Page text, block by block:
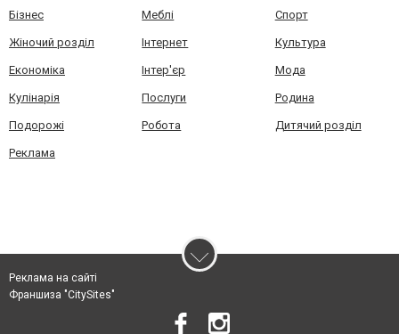
Бізнес Меблі Спорт
Жіночий розділ Інтернет Культура
Економіка Інтер'єр Мода
Кулінарія Послуги Родина
Подорожі Робота Дитячий розділ
Реклама
Реклама на сайті
Франшиза "CitySites"